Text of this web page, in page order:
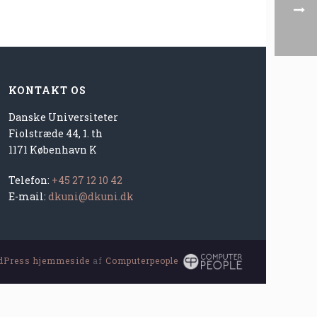
KONTAKT OS
Danske Universiteter
Fiolstræde 44, 1. th
1171 København K
Telefon: +45 27 12 10 42
E-mail:dkuni@dkuni.dk
hjemmeside af Computerpeople